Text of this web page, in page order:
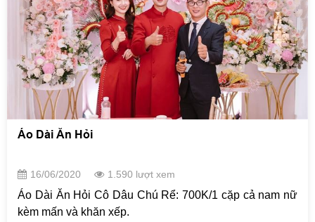
Áo Dài Ăn Hỏi
16/06/2020 1.590 lượt xem
Áo Dài Ăn Hỏi Cô Dâu Chú Rể: 700K/1 cặp cả nam nữ
kèm mấn và khăn xếp.